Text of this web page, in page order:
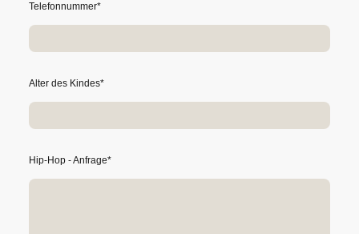
Telefonnummer*
Alter des Kindes*
Hip-Hop - Anfrage*